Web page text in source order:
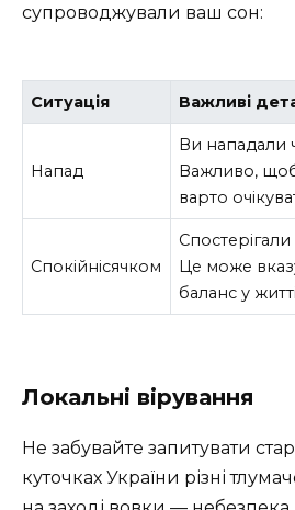
супроводжували ваш сон:
Ситуація Важливі
Напад
Ви нападали
Важливо, щоб
варто
Спокійнісячком
Спостерігали
Це може
баланс у
Локальні вірування
Не забувайте запитувати
куточках України різні